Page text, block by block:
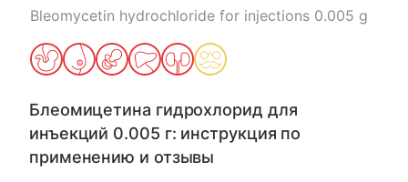
Bleomycetin hydrochloride for injections 0.005 g
Блеомицетина гидрохлорид для
инъекций 0.005 г: инструкция по
применению и отзывы